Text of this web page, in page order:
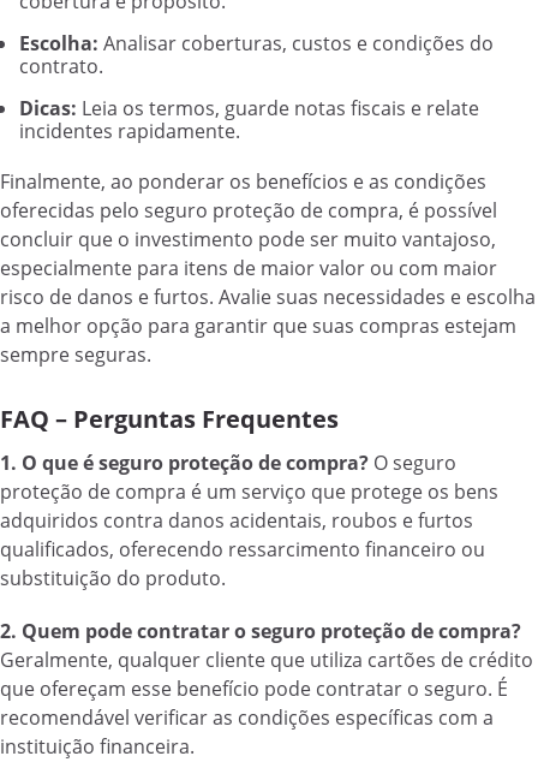
Escolha: Analisar coberturas, custos e condições do
contrato.
Dicas: Leia os termos, guarde notas fiscais e relate
incidentes rapidamente.
Finalmente, ao ponderar os benefícios e as condições
oferecidas pelo seguro proteção de compra, é possível
concluir que o investimento pode ser muito vantajoso,
especialmente para itens de maior valor ou com maior
risco de danos e furtos. Avalie suas necessidades e escolha
a melhor opção para garantir que suas compras estejam
sempre seguras.
FAQ – Perguntas Frequentes
1. O que é seguro proteção de compra? O seguro
proteção de compra é um serviço que protege os bens
adquiridos contra danos acidentais, roubos e furtos
qualificados, oferecendo ressarcimento financeiro ou
substituição do produto.
2. Quem pode contratar o seguro proteção de compra?
Geralmente, qualquer cliente que utiliza cartões de crédito
que ofereçam esse benefício pode contratar o seguro. É
recomendável verificar as condições específicas com a
instituição financeira.